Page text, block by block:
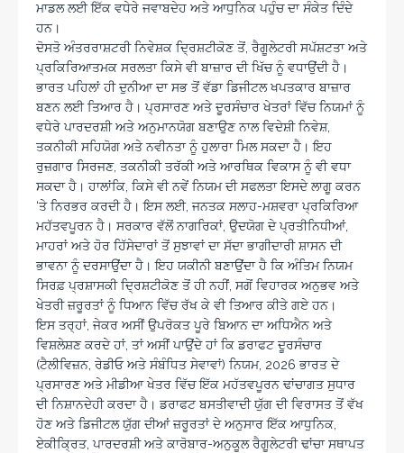
ਮਾਡਲ ਲਈ ਇੱਕ ਵਧੇਰੇ ਜਵਾਬਦੇਹ ਅਤੇ ਆਧੁਨਿਕ ਪਹੁੰਚ ਦਾ ਸੰਕੇਤ ਦਿੰਦੇ
ਹਨ।
ਦੋਸਤੋ ਅੰਤਰਰਾਸ਼ਟਰੀ ਨਿਵੇਸ਼ਕ ਦ੍ਰਿਸ਼ਟੀਕੋਣ ਤੋਂ, ਰੈਗੂਲੇਟਰੀ ਸਪੱਸ਼ਟਤਾ ਅਤੇ
ਪ੍ਰਕਿਰਿਆਤਮਕ ਸਰਲਤਾ ਕਿਸੇ ਵੀ ਬਾਜ਼ਾਰ ਦੀ ਖਿੱਚ ਨੂੰ ਵਧਾਉਂਦੀ ਹੈ।
ਭਾਰਤ ਪਹਿਲਾਂ ਹੀ ਦੁਨੀਆ ਦਾ ਸਭ ਤੋਂ ਵੱਡਾ ਡਿਜੀਟਲ ਖਪਤਕਾਰ ਬਾਜ਼ਾਰ
ਬਣਨ ਲਈ ਤਿਆਰ ਹੈ। ਪ੍ਰਸਾਰਣ ਅਤੇ ਦੂਰਸੰਚਾਰ ਖੇਤਰਾਂ ਵਿੱਚ ਨਿਯਮਾਂ ਨੂੰ
ਵਧੇਰੇ ਪਾਰਦਰਸ਼ੀ ਅਤੇ ਅਨੁਮਾਨਯੋਗ ਬਣਾਉਣ ਨਾਲ ਵਿਦੇਸ਼ੀ ਨਿਵੇਸ਼,
ਤਕਨੀਕੀ ਸਹਿਯੋਗ ਅਤੇ ਨਵੀਨਤਾ ਨੂੰ ਹੁਲਾਰਾ ਮਿਲ ਸਕਦਾ ਹੈ। ਇਹ
ਰੁਜ਼ਗਾਰ ਸਿਰਜਣ, ਤਕਨੀਕੀ ਤਰੱਕੀ ਅਤੇ ਆਰਥਿਕ ਵਿਕਾਸ ਨੂੰ ਵੀ ਵਧਾ
ਸਕਦਾ ਹੈ। ਹਾਲਾਂਕਿ, ਕਿਸੇ ਵੀ ਨਵੇਂ ਨਿਯਮ ਦੀ ਸਫਲਤਾ ਇਸਦੇ ਲਾਗੂ ਕਰਨ
‘ਤੇ ਨਿਰਭਰ ਕਰਦੀ ਹੈ। ਇਸ ਲਈ, ਜਨਤਕ ਸਲਾਹ-ਮਸ਼ਵਰਾ ਪ੍ਰਕਿਰਿਆ
ਮਹੱਤਵਪੂਰਨ ਹੈ। ਸਰਕਾਰ ਵੱਲੋਂ ਨਾਗਰਿਕਾਂ, ਉਦਯੋਗ ਦੇ ਪ੍ਰਤੀਨਿਧੀਆਂ,
ਮਾਹਰਾਂ ਅਤੇ ਹੋਰ ਹਿੱਸੇਦਾਰਾਂ ਤੋਂ ਸੁਝਾਵਾਂ ਦਾ ਸੱਦਾ ਭਾਗੀਦਾਰੀ ਸ਼ਾਸਨ ਦੀ
ਭਾਵਨਾ ਨੂੰ ਦਰਸਾਉਂਦਾ ਹੈ। ਇਹ ਯਕੀਨੀ ਬਣਾਉਂਦਾ ਹੈ ਕਿ ਅੰਤਿਮ ਨਿਯਮ
ਸਿਰਫ਼ ਪ੍ਰਸ਼ਾਸਕੀ ਦ੍ਰਿਸ਼ਟੀਕੋਣ ਤੋਂ ਹੀ ਨਹੀਂ, ਸਗੋਂ ਵਿਹਾਰਕ ਅਨੁਭਵ ਅਤੇ
ਖੇਤਰੀ ਜ਼ਰੂਰਤਾਂ ਨੂੰ ਧਿਆਨ ਵਿੱਚ ਰੱਖ ਕੇ ਵੀ ਤਿਆਰ ਕੀਤੇ ਗਏ ਹਨ।
ਇਸ ਤਰ੍ਹਾਂ, ਜੇਕਰ ਅਸੀਂ ਉਪਰੋਕਤ ਪੂਰੇ ਬਿਆਨ ਦਾ ਅਧਿਐਨ ਅਤੇ
ਵਿਸ਼ਲੇਸ਼ਣ ਕਰਦੇ ਹਾਂ, ਤਾਂ ਅਸੀਂ ਪਾਉਂਦੇ ਹਾਂ ਕਿ ਡਰਾਫਟ ਦੂਰਸੰਚਾਰ
(ਟੈਲੀਵਿਜ਼ਨ, ਰੇਡੀਓ ਅਤੇ ਸੰਬੰਧਿਤ ਸੇਵਾਵਾਂ) ਨਿਯਮ, 2026 ਭਾਰਤ ਦੇ
ਪ੍ਰਸਾਰਣ ਅਤੇ ਮੀਡੀਆ ਖੇਤਰ ਵਿੱਚ ਇੱਕ ਮਹੱਤਵਪੂਰਨ ਢਾਂਚਾਗਤ ਸੁਧਾਰ
ਦੀ ਨਿਸ਼ਾਨਦੇਹੀ ਕਰਦਾ ਹੈ। ਡਰਾਫਟ ਬਸਤੀਵਾਦੀ ਯੁੱਗ ਦੀ ਵਿਰਾਸਤ ਤੋਂ ਵੱਖ
ਹੋਣ ਅਤੇ ਡਿਜੀਟਲ ਯੁੱਗ ਦੀਆਂ ਜ਼ਰੂਰਤਾਂ ਦੇ ਅਨੁਸਾਰ ਇੱਕ ਆਧੁਨਿਕ,
ਏਕੀਕ੍ਰਿਤ, ਪਾਰਦਰਸ਼ੀ ਅਤੇ ਕਾਰੋਬਾਰ-ਅਨੁਕੂਲ ਰੈਗੂਲੇਟਰੀ ਢਾਂਚਾ ਸਥਾਪਤ